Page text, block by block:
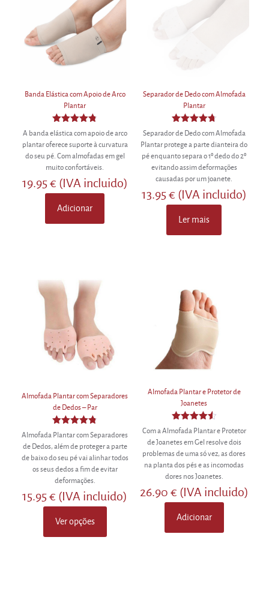
Banda Elástica com Apoio de Arco
Plantar
Avaliação
de 5
A banda elástica com apoio de arco
plantar oferece suporte à curvatura
do seu pé. Com almofadas em gel
muito confortáveis.
19.95€ (IVA incluido)
Adicionar
Separador de Dedo com Almofada
Plantar
Avaliação
de 5
Separador de Dedo com Almofada
Plantar protege a parte dianteira do
pé enquanto separa o 1º dedo do 2º
evitando assim deformações
causadas por um joanete.
13.95€ (IVA incluido)
Ler mais
Almofada Plantar com Separadores
de Dedos – Par
Avaliação
de 5
Almofada Plantar com Separadores
de Dedos, além de proteger a parte
de baixo do seu pé vai alinhar todos
os seus dedos a fim de evitar
deformações.
15.95€ (IVA incluido)
Ver opções
product
Almofada Plantar e Protetor de
Joanetes
Avaliação
4.50
de 5
Com a Almofada Plantar e Protetor
de Joanetes em Gel resolve dois
problemas de uma só vez, as dores
na planta dos pés e as incomodas
dores nos Joanetes.
26.90 € (IVA incluido)
Adicionar